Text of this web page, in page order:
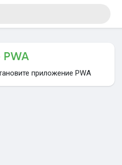
приложение PWA